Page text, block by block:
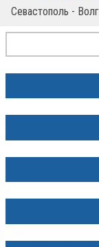
Севастополь -